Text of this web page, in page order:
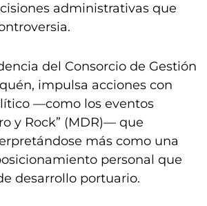
administrativas que
del Consorcio de Gestión
impulsa acciones con
—como los eventos
y Rock” (MDR)— que
más como una
personal que
desarrollo portuario.